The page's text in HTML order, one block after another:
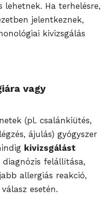
lehetnek. Ha terhelésre,
jelentkeznek,
kivizsgálás
vagy
(pl. csalánkiütés,
ájulás) gyógyszer
kivizsgálást
felállítása,
allergiás reakció,
esetén.